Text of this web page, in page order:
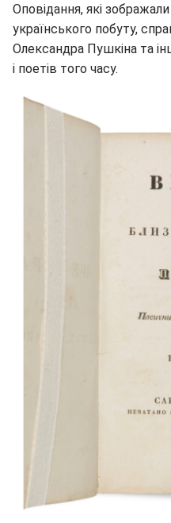
Оповідання, які
українського побуту,
Олександра Пушкіна та
і поетів того часу.